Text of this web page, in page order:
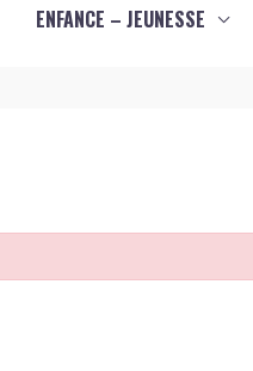
ENFANCE – JEUNESSE